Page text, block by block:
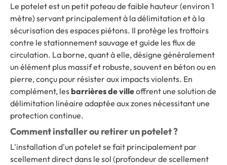
Le potelet est un petit poteau de faible hauteur (environ 1
mètre) servant principalement à la délimitation et à la
sécurisation des espaces piétons. Il protège les trottoirs
contre le stationnement sauvage et guide les flux de
circulation. La borne, quant à elle, désigne généralement
un élément plus massif et robuste, souvent en béton ou en
pierre, conçu pour résister aux impacts violents. En
complément, lesbarrières de villeoffrent une solution de
délimitation linéaire adaptée aux zones nécessitant une
protection continue.
Comment installer ou retirer un potelet ?
L'installation d'un potelet se fait principalement par
scellement direct dans le sol (profondeur de scellement